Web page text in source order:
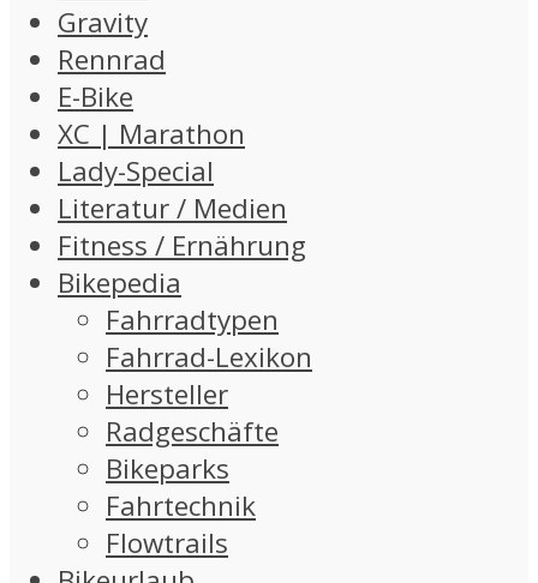
Gravity
Rennrad
E-Bike
XC | Marathon
Lady-Special
Literatur / Medien
Fitness / Ernährung
Bikepedia
Fahrradtypen
Fahrrad-Lexikon
Hersteller
Radgeschäfte
Bikeparks
Fahrtechnik
Flowtrails